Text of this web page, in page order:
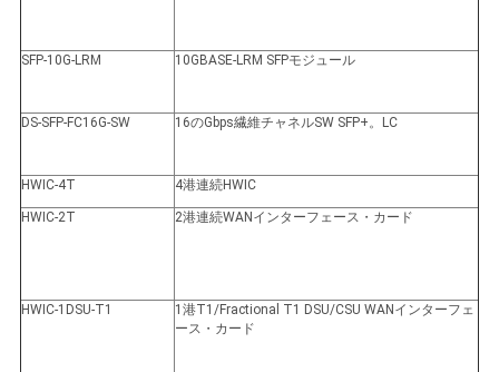
SFP-10G-LRM 10GBASE-LRM SFPモジュール
DS-SFP-FC16G-SW 16のGbps繊維チャネルSW SFP+。LC
HWIC-4T 4港連続HWIC
HWIC-2T 2港連続WANインターフェース・カード
HWIC-1DSU-T1
1港T1/Fractional T1 DSU/CSU WANインターフェ
ース・カード